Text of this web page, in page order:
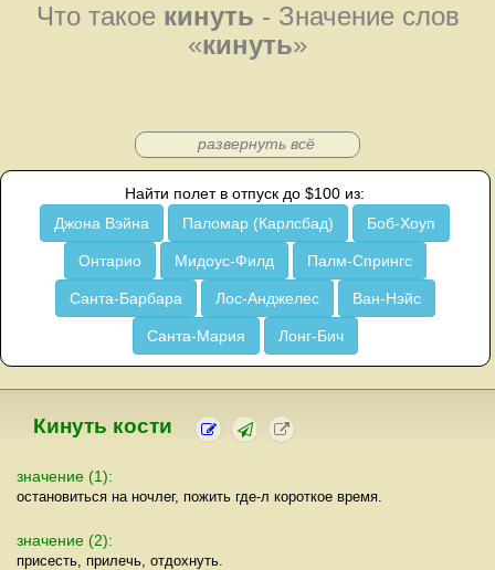
Что такое кинуть - Значение слов
«кинуть»
развернуть всё
Найти полет в отпуск до $100 из:
Джона Вэйна
Паломар (Карлсбад) Боб-Хоуп
Онтарио Мидоус-Филд Палм-Спрингс
Санта-Барбара Лос-Анджелес Ван-Нэйс
Санта-Мария Лонг-Бич
Кинуть кости
значение (1):
остановиться на ночлег, пожить где-л короткое время.
значение (2):
присесть, прилечь, отдохнуть.